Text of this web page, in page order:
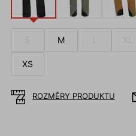
S M XL
XS
ROZMĚRY PRODUKTU